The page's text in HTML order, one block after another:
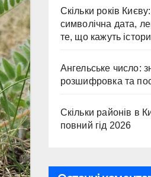
Скільки років Києву:
символічна дата,
те, що кажуть
Ангельське число:
розшифровка та
Скільки районів в
повний гід 2026